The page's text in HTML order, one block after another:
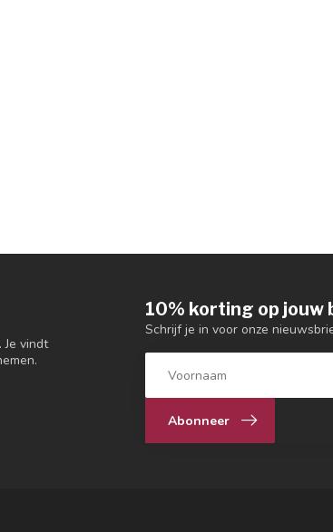
vindt
10% korting op jouw
Schrijf je in voor onze
Abonneer